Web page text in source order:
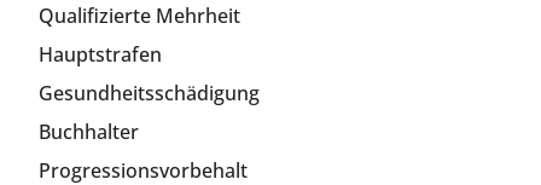
Qualifizierte Mehrheit
Hauptstrafen
Gesundheitsschädigung
Buchhalter
Progressionsvorbehalt